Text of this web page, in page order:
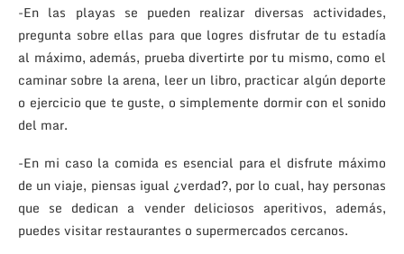
-En las playas se pueden realizar diversas actividades,
pregunta sobre ellas para que logres disfrutar de tu estadía
al máximo, además, prueba divertirte por tu mismo, como el
caminar sobre la arena, leer un libro, practicar algún deporte
o ejercicio que te guste, o simplemente dormir con el sonido
del mar.
-En mi caso la comida es esencial para el disfrute máximo
de un viaje, piensas igual ¿verdad?, por lo cual, hay personas
que se dedican a vender deliciosos aperitivos, además,
puedes visitar restaurantes o supermercados cercanos.